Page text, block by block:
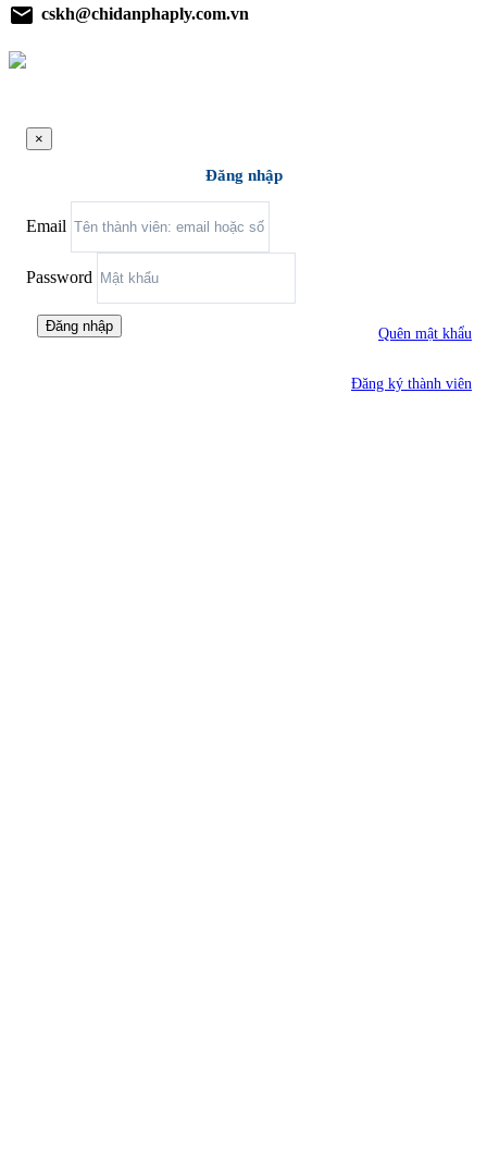
email cskh@chidanphaply.com.vn
×
Đăng nhập
Email
Password
Đăng nhập Quên mật khẩu
Đăng ký thành viên